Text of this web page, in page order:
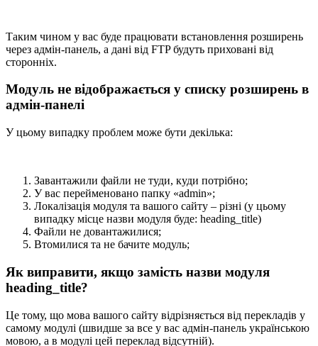
Таким чином у вас буде працювати встановлення розширень
через адмін-панель, а дані від FTP будуть приховані від
сторонніх.
Модуль не відображається у списку розширень в
адмін-панелі
У цьому випадку проблем може бути декілька:
Завантажили файли не туди, куди потрібно;
У вас перейменовано папку «admin»;
Локалізація модуля та вашого сайту – різні (у цьому
випадку місце назви модуля буде: heading_title)
Файли не довантажилися;
Втомилися та не бачите модуль;
Як виправити, якщо замість назви модуля
heading_title?
Це тому, що мова вашого сайту відрізняється від перекладів у
самому модулі (швидше за все у вас адмін-панель українською
мовою, а в модулі цей переклад відсутній).